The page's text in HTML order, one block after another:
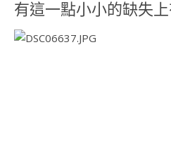
有這一點小小的缺失